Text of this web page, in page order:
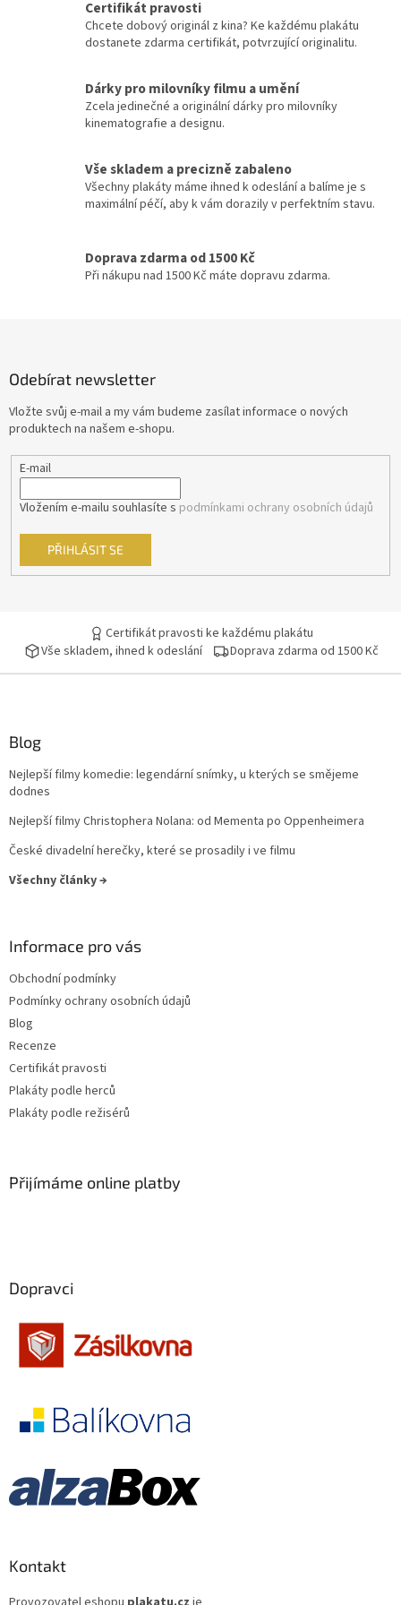
17
Peter Jackson 17
Curtis Hanson 16
16
Milan Růžička 16
Vladimír Čech 16
Stephen Herek 16
Barry Levinson 16
Jaromil Jireš 15
Jonathan Kaplan 15
Andy Tennant 14
Edward Zwick 14
Frank Oz 14
Martin Campbell 13
Martin Scorsese 13
Otakar Fuka
Stanislav Strnad
Jiří Svoboda 13
Tomáš Vorel st.
Tony Scott 12
Adrian Lyne 11
Clint Eastwood 11
Emir Kusturica 11
Oliver Stone
á
d
a
í
p
r
v
y
v
ý
s
u
Certifikát pravosti
Chcete dobový originál z kina? Ke každému plakátu
dostanete zdarma certifikát, potvrzující originalitu.
Dárky pro milovníky filmu a umění
Zcela jedinečné a originální dárky pro milovníky
kinematografie a designu.
Vše skladem a precizně zabaleno
Všechny plakáty máme ihned k odeslání a balíme je s
maximální péčí, aby k vám dorazily v perfektním stavu.
Doprava zdarma od 1500 Kč
Při nákupu nad 1500 Kč máte dopravu zdarma.
Odebírat newsletter
Vložte svůj e-mail a my vám budeme zasílat informace o nových
produktech na našem e-shopu.
E-mail
Vložením e-mailu souhlasíte s podmínkami ochrany osobních údajů
PŘIHLÁSIT SE
Certifikát pravosti ke každému plakátu
Vše skladem, ihned k odeslání
Doprava zdarma od 1500 Kč
Blog
Nejlepší filmy komedie: legendární snímky, u kterých se smějeme
dodnes
Nejlepší filmy Christophera Nolana: od Mementa po Oppenheimera
České divadelní herečky, které se prosadily i ve filmu
Všechny články →
Informace pro vás
Obchodní podmínky
Podmínky ochrany osobních údajů
Blog
Recenze
Certifikát pravosti
Plakáty podle herců
Plakáty podle režisérů
Přijímáme online platby
Dopravci
Kontakt